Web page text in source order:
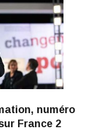
numéro
France 2